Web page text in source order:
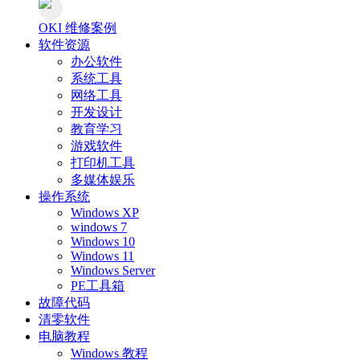
OKI 维修案例
软件资源
办公软件
系统工具
网络工具
开发设计
教育学习
游戏软件
打印机工具
多媒体娱乐
操作系统
Windows XP
windows 7
Windows 10
Windows 11
Windows Server
PE工具箱
故障代码
清零软件
电脑教程
Windows 教程